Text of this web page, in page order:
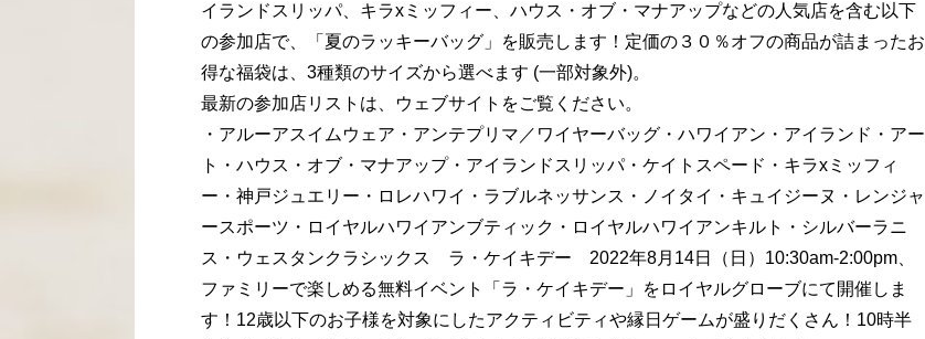
イランドスリッパ、キラxミッフィー、ハウス・オブ・マナアップなどの人気店を含む以下
の参加店で、「夏のラッキーバッグ」を販売します！定価の３０％オフの商品が詰まったお
得な福袋は、3種類のサイズから選べます (一部対象外)。
最新の参加店リストは、ウェブサイトをご覧ください。
・アルーアスイムウェア・アンテプリマ／ワイヤーバッグ・ハワイアン・アイランド・アー
ト・ハウス・オブ・マナアップ・アイランドスリッパ・ケイトスペード・キラxミッフィ
ー・神戸ジュエリー・ロレハワイ・ラブルネッサンス・ノイタイ・キュイジーヌ・レンジャ
ースポーツ・ロイヤルハワイアンブティック・ロイヤルハワイアンキルト・シルバーラニ
ス・ウェスタンクラシックス ラ・ケイキデー 2022年8月14日（日）10:30am-2:00pm、
ファミリーで楽しめる無料イベント「ラ・ケイキデー」をロイヤルグローブにて開催しま
す！12歳以下のお子様を対象にしたアクティビティや縁日ゲームが盛りだくさん！10時半